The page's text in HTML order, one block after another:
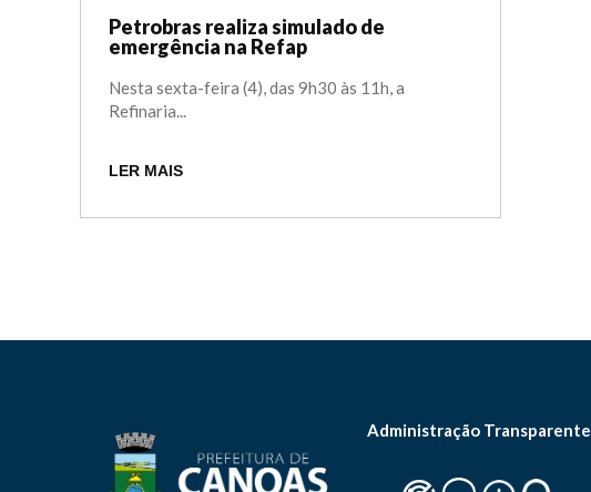
Petrobras realiza simulado de
emergência na Refap
Nesta sexta-feira (4), das 9h30 às 11h, a
Refinaria...
LER MAIS
Administração Transparente